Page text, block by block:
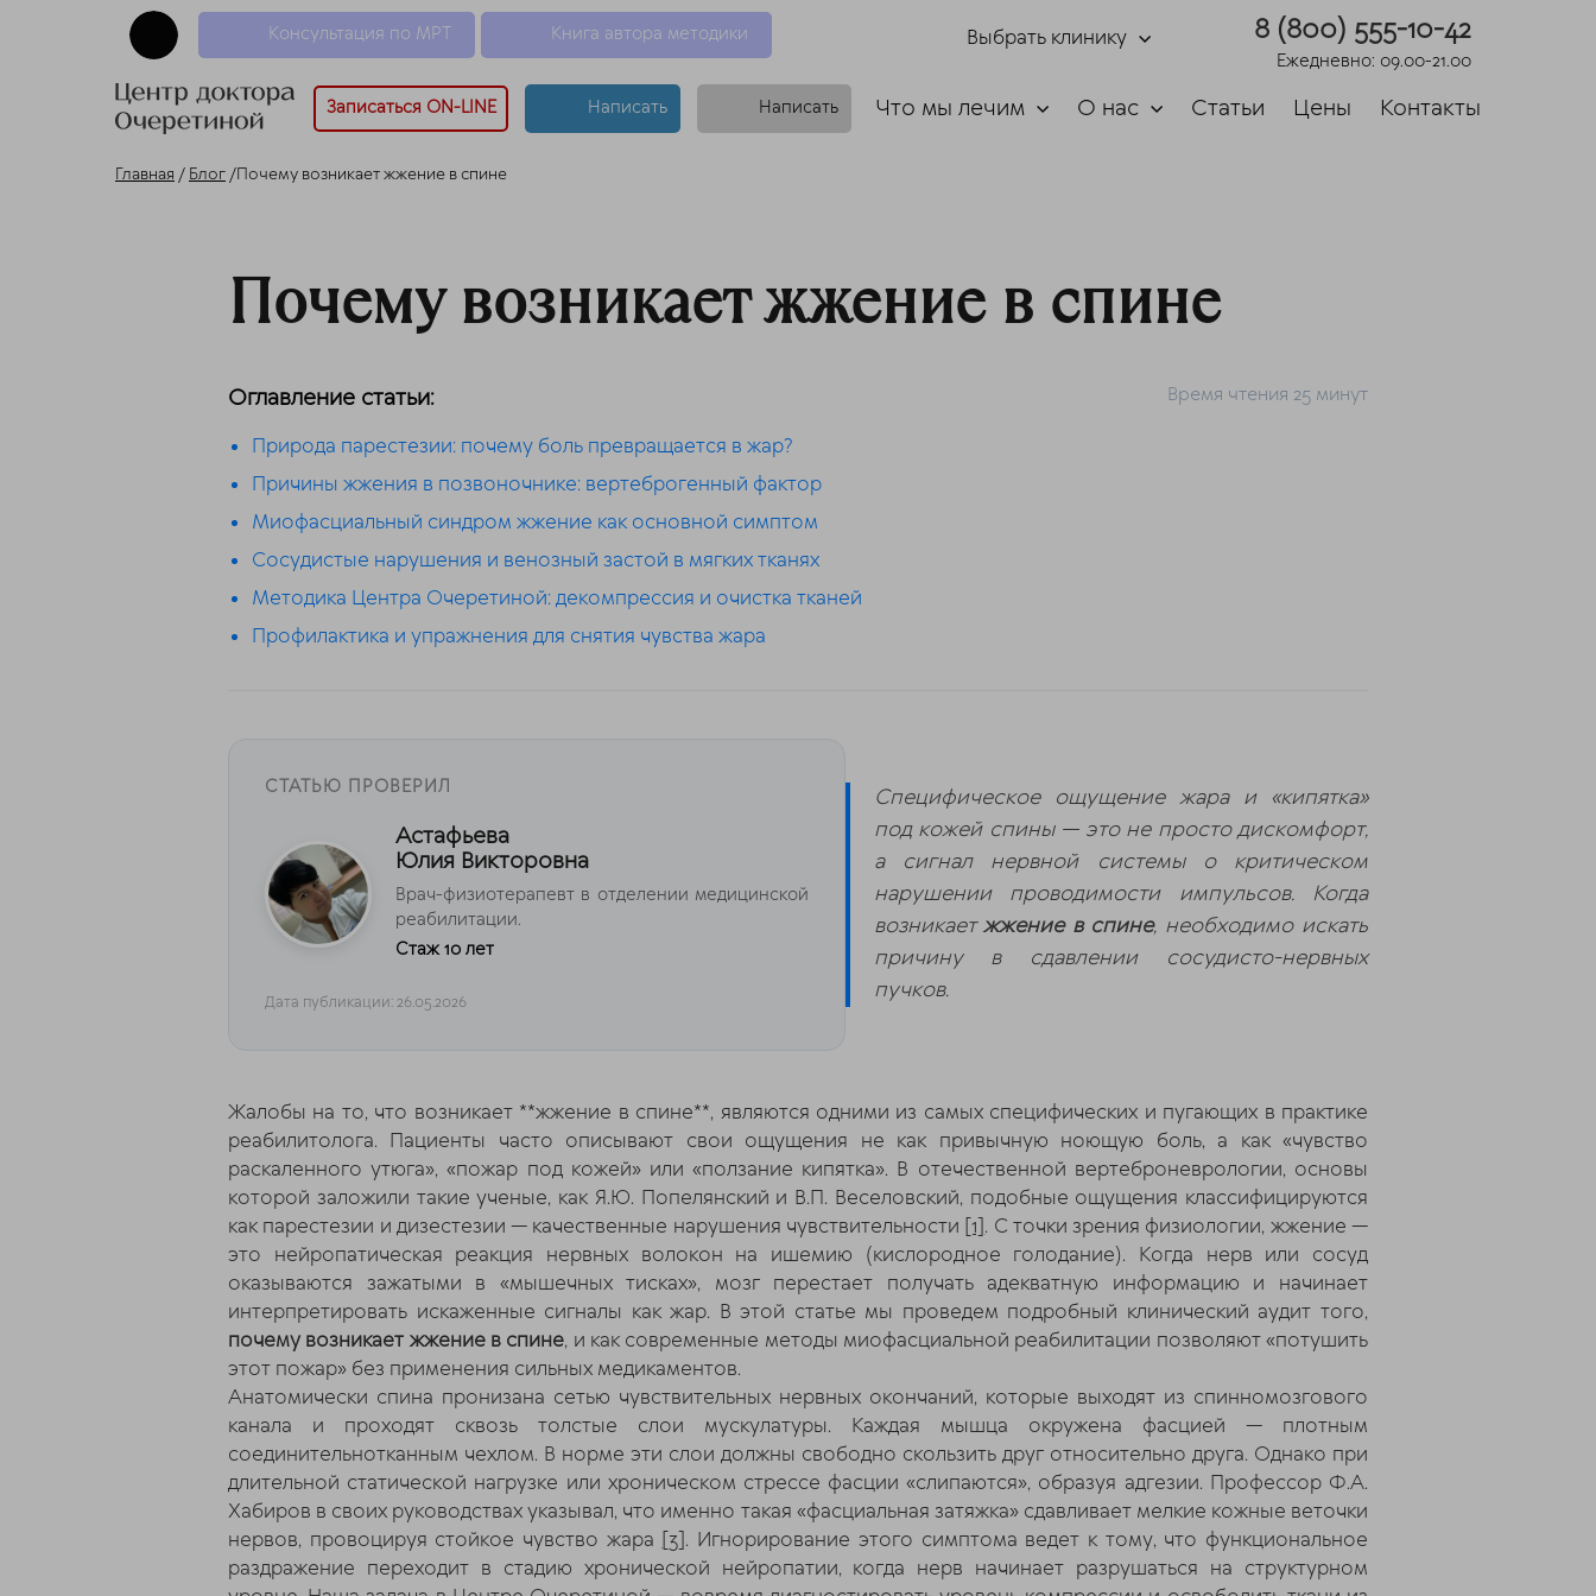
8 (800) 555-10-42
Ежедневно: 09.00-21.00
Выбрать клинику
Книга автора методики
Консультация по МРТ
Записаться ON-LINE Написать Написать Что мы лечим О нас Статьи Цены Контакты
Главная / Блог /Почему возникает жжение в спине
Почему возникает жжение в спине
Оглавление статьи:
Природа парестезии: почему боль превращается в жар?
Причины жжения в позвоночнике: вертеброгенный фактор
Миофасциальный синдром жжение как основной симптом
Сосудистые нарушения и венозный застой в мягких тканях
Методика Центра Очеретиной: декомпрессия и очистка тканей
Профилактика и упражнения для снятия чувства жара
Время чтения 25 минут
СТАТЬЮ ПРОВЕРИЛ
Астафьева
Юлия Викторовна
Врач-физиотерапевт в отделении медицинской
реабилитации.
Стаж 10 лет
Дата публикации: 26.05.2026
Специфическое ощущение жара и «кипятка»
под кожей спины — это не просто дискомфорт,
а сигнал нервной системы о критическом
нарушении проводимости импульсов. Когда
возникаетжжение в спине, необходимо искать
причину в сдавлении сосудисто-нервных
пучков.
Жалобы на то, что возникает **жжение в спине**, являются одними из самых специфических и пугающих в практике
реабилитолога. Пациенты часто описывают свои ощущения не как привычную ноющую боль, а как «чувство
раскаленного утюга», «пожар под кожей» или «ползание кипятка». В отечественной вертеброневрологии, основы
которой заложили такие ученые, как Я.Ю. Попелянский и В.П. Веселовский, подобные ощущения классифицируются
как парестезии и дизестезии — качественные нарушения чувствительности [1]. С точки зрения физиологии, жжение —
это нейропатическая реакция нервных волокон на ишемию (кислородное голодание). Когда нерв или сосуд
оказываются зажатыми в «мышечных тисках», мозг перестает получать адекватную информацию и начинает
интерпретировать искаженные сигналы как жар. В этой статье мы проведем подробный клинический аудит того,
почему возникает жжение в спине, и как современные методы миофасциальной реабилитации позволяют «потушить
этот пожар» без применения сильных медикаментов.
Анатомически спина пронизана сетью чувствительных нервных окончаний, которые выходят из спинномозгового
канала и проходят сквозь толстые слои мускулатуры. Каждая мышца окружена фасцией — плотным
соединительнотканным чехлом. В норме эти слои должны свободно скользить друг относительно друга. Однако при
длительной статической нагрузке или хроническом стрессе фасции «слипаются», образуя адгезии. Профессор Ф.А.
Хабиров в своих руководствах указывал, что именно такая «фасциальная затяжка» сдавливает мелкие кожные веточки
нервов, провоцируя стойкое чувство жара [3]. Игнорирование этого симптома ведет к тому, что функциональное
раздражение переходит в стадию хронической нейропатии, когда нерв начинает разрушаться на структурном